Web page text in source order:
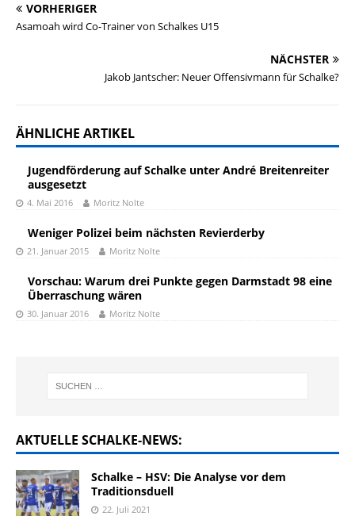
VORHERIGER
Asamoah wird Co-Trainer von Schalkes U15
NÄCHSTER
Jakob Jantscher: Neuer Offensivmann für Schalke?
ÄHNLICHE ARTIKEL
Jugendförderung auf Schalke unter André Breitenreiter
ausgesetzt
4. Mai 2016 Moritz Nolte
Weniger Polizei beim nächsten Revierderby
21. Januar 2015 Moritz Nolte
Vorschau: Warum drei Punkte gegen Darmstadt 98 eine
Überraschung wären
30. Januar 2016 Moritz Nolte
AKTUELLE SCHALKE-NEWS:
Schalke – HSV: Die Analyse vor dem
Traditionsduell
22. Juli 2021